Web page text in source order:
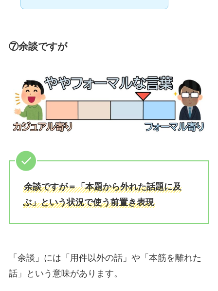
⑦余談ですが
余談ですが＝「本題から外れた話題に及
ぶ」という状況で使う前置き表現
「余談」には「用件以外の話」や「本筋を離れた
話」という意味があります。